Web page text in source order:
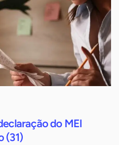
do MEI
(31)